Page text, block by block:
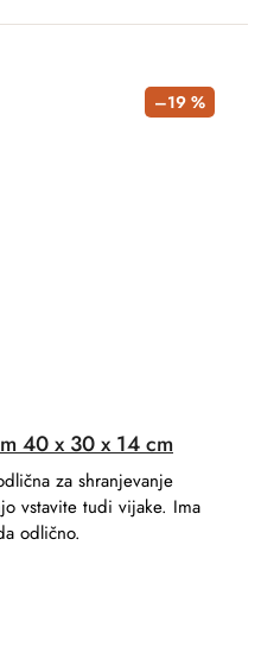
–19 %
40 x 30 x 14 cm
za shranjevanje
vstavite tudi vijake. Ima
odlično.